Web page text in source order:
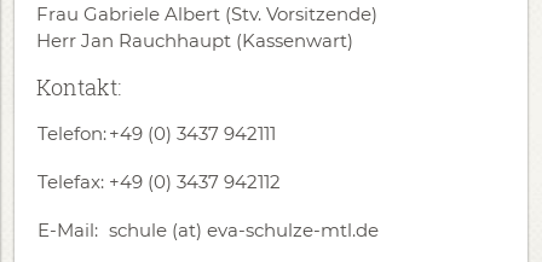
Frau Gabriele Albert (Stv. Vorsitzende)
Herr Jan Rauchhaupt (Kassenwart)
Kontakt:
Telefon:+49 (0) 3437 942111
Telefax: +49 (0) 3437 942112
E-Mail: schule (at) eva-schulze-mtl.de